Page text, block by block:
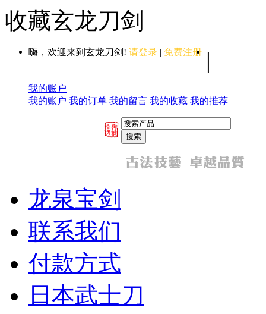
收藏玄龙刀剑
嗨，欢迎来到玄龙刀剑! 请登录 | 免费注册 | |
我的账户
我的账户 我的订单 我的留言 我的收藏 我的推荐
龙泉宝剑
联系我们
付款方式
日本武士刀